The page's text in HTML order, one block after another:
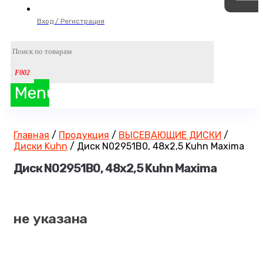
Вход / Регистрация
Menu
Главная / Продукция / ВЫСЕВАЮЩИЕ ДИСКИ /
Диски Kuhn / Диск N02951B0, 48х2,5 Kuhn Maxima
Диск N02951B0, 48х2,5 Kuhn Maxima
не указана